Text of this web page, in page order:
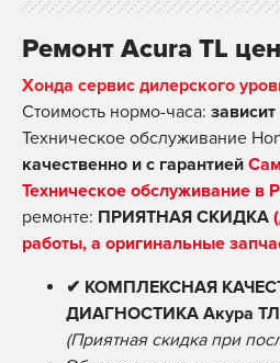
Ремонт Acura TL
Хонда сервис дилерского
Стоимость нормо-часа:
Техническое обслуживание
качественно и с гарантией
Техническое обслуживание в
ремонте: ПРИЯТНАЯ СКИДКА
работы, а оригинальные
✔ КОМПЛЕКСНАЯ
ДИАГНОСТИКА Акура ТЛ
(Приятная скидка при